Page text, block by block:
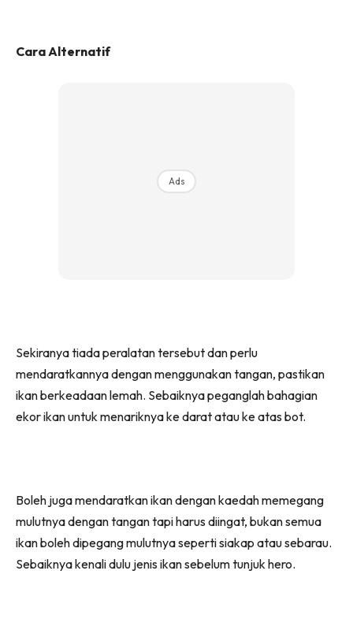
Cara Alternatif
Ads
Sekiranya tiada peralatan tersebut dan perlu
mendaratkannya dengan menggunakan tangan, pastikan
ikan berkeadaan lemah. Sebaiknya peganglah bahagian
ekor ikan untuk menariknya ke darat atau ke atas bot.
Boleh juga mendaratkan ikan dengan kaedah memegang
mulutnya dengan tangan tapi harus diingat, bukan semua
ikan boleh dipegang mulutnya seperti siakap atau sebarau.
Sebaiknya kenali dulu jenis ikan sebelum tunjuk hero.